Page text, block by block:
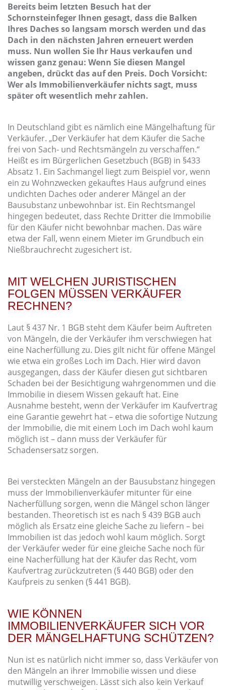
Bereits beim letzten Besuch hat der
Schornsteinfeger Ihnen gesagt, dass die Balken
Ihres Daches so langsam morsch werden und das
Dach in den nächsten Jahren erneuert werden
muss. Nun wollen Sie Ihr Haus verkaufen und
wissen ganz genau: Wenn Sie diesen Mangel
angeben, drückt das auf den Preis. Doch Vorsicht:
Wer als Immobilienverkäufer nichts sagt, muss
später oft wesentlich mehr zahlen.
In Deutschland gibt es nämlich eine Mängelhaftung für
Verkäufer. „Der Verkäufer hat dem Käufer die Sache
frei von Sach- und Rechtsmängeln zu verschaffen.“
Heißt es im Bürgerlichen Gesetzbuch (BGB) in §433
Absatz 1. Ein Sachmangel liegt zum Beispiel vor, wenn
ein zu Wohnzwecken gekauftes Haus aufgrund eines
undichten Daches oder anderer Mängel an der
Bausubstanz unbewohnbar ist. Ein Rechtsmangel
hingegen bedeutet, dass Rechte Dritter die Immobilie
für den Käufer nicht bewohnbar machen. Das wäre
etwa der Fall, wenn einem Mieter im Grundbuch ein
Nießbrauchrecht zugesichert ist.
MIT WELCHEN JURISTISCHEN
FOLGEN MÜSSEN VERKÄUFER
RECHNEN?
Laut § 437 Nr. 1 BGB steht dem Käufer beim Auftreten
von Mängeln, die der Verkäufer ihm verschwiegen hat
eine Nacherfüllung zu. Dies gilt nicht für offene Mängel
wie etwa ein großes Loch im Dach. Hier wird davon
ausgegangen, dass der Käufer diesen gut sichtbaren
Schaden bei der Besichtigung wahrgenommen und die
Immobilie in diesem Wissen gekauft hat. Eine
Ausnahme besteht, wenn der Verkäufer im Kaufvertrag
eine Garantie gewehrt hat – etwa die sofortige Nutzung
der Immobilie, die mit einem Loch im Dach wohl kaum
möglich ist – dann muss der Verkäufer für
Schadensersatz sorgen.
Bei versteckten Mängeln an der Bausubstanz hingegen
muss der Immobilienverkäufer mitunter für eine
Nacherfüllung sorgen, wenn die Mängel schon länger
bestanden. Theoretisch ist es nach § 439 BGB auch
möglich als Ersatz eine gleiche Sache zu liefern – bei
Immobilien ist das jedoch wohl kaum möglich. Sorgt
der Verkäufer weder für eine gleiche Sache noch für
eine Nacherfüllung hat der Käufer das Recht, vom
Kaufvertrag zurückzutreten (§ 440 BGB) oder den
Kaufpreis zu senken (§ 441 BGB).
WIE KÖNNEN
IMMOBILIENVERKÄUFER SICH VOR
DER MÄNGELHAFTUNG SCHÜTZEN?
Nun ist es natürlich nicht immer so, dass Verkäufer von
den Mängeln an ihrer Immobilie wissen und diese
mutwillig verschweigen. Lässt sich also kein Verkauf